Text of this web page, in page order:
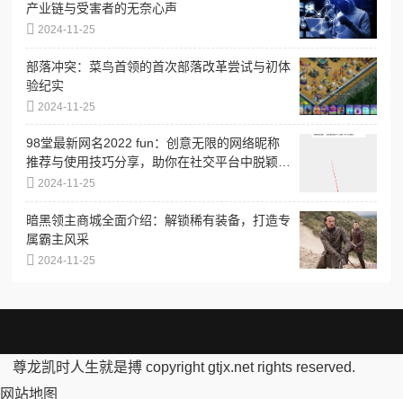
产业链与受害者的无奈心声
2024-11-25
部落冲突：菜鸟首领的首次部落改革尝试与初体
验纪实
2024-11-25
98堂最新网名2022 fun：创意无限的网络昵称
推荐与使用技巧分享，助你在社交平台中脱颖而
出 2024-11-25
暗黑领主商城全面介绍：解锁稀有装备，打造专
属霸主风采
2024-11-25
尊龙凯时人生就是搏 copyright gtjx.net rights reserved.
网站地图